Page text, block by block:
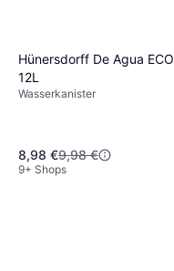
Hünersdorff De Agua ECO
12L
Wasserkanister
8,98 €9,98 €
9+ Shops